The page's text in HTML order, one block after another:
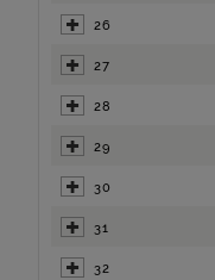
26
27
28
29
30
31
32